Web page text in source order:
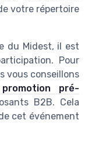
votre répertoire
du Midest, il est
Pour
vous conseillons
pré-
B2B. Cela
cet événement